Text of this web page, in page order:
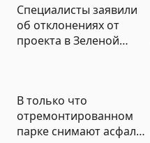
Специалисты заявили
об отклонениях от
проекта в Зеленой
В только что
отремонтированном
парке снимают асфальт